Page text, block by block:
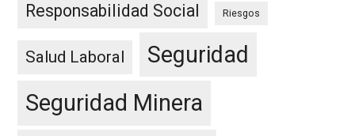
Responsabilidad Social Riesgos
Salud Laboral
Seguridad
Seguridad Minera